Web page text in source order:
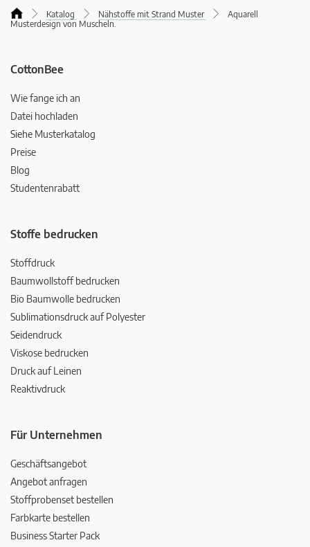
Katalog Nähstoffe mit Strand Muster
Aquarell
Musterdesign von Muscheln.
CottonBee
Wie fange ich an
Datei hochladen
Siehe Musterkatalog
Preise
Blog
Studentenrabatt
Stoffe bedrucken
Stoffdruck
Baumwollstoff bedrucken
Bio Baumwolle bedrucken
Sublimationsdruck auf Polyester
Seidendruck
Viskose bedrucken
Druck auf Leinen
Reaktivdruck
Für Unternehmen
Geschäftsangebot
Angebot anfragen
Stoffprobenset bestellen
Farbkarte bestellen
Business Starter Pack